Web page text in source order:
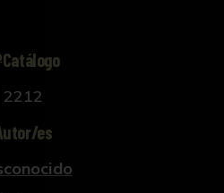
2212
es